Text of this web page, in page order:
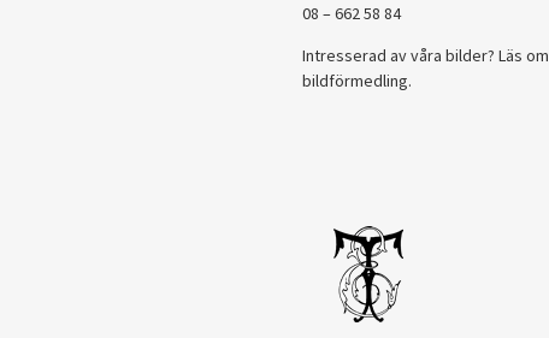
08 – 662 58 84
Intresserad av våra bilder? Läs om
bildförmedling.